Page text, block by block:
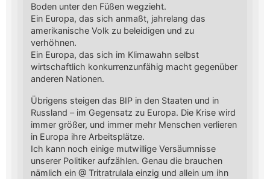
Boden unter den Füßen wegzieht.
Ein Europa, das sich anmaßt, jahrelang das
amerikanische Volk zu beleidigen und zu
verhöhnen.
Ein Europa, das sich im Klimawahn selbst
wirtschaftlich konkurrenzunfähig macht gegenüber
anderen Nationen.
Übrigens steigen das BIP in den Staaten und in
Russland – im Gegensatz zu Europa. Die Krise wird
immer größer, und immer mehr Menschen verlieren
in Europa ihre Arbeitsplätze.
Ich kann noch einige mutwillige Versäumnisse
unserer Politiker aufzählen. Genau die brauchen
nämlich ein @ Tritratrulala einzig und allein um ihn